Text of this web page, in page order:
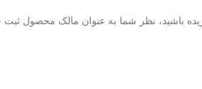
باشید، نظر شما به عنوان مالک محصول ثبت